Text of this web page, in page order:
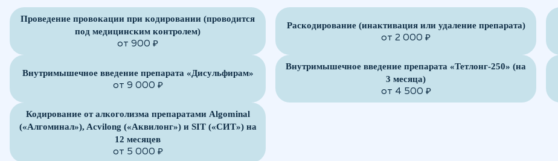
Проведение провокации при кодировании (проводится
под медицинским контролем)
от 900 ₽
Раскодирование (инактивация или удаление препарата)
от 2 000 ₽
Внутримышечное введение препарата «Дисульфирам»
от 9 000 ₽
Внутримышечное введение препарата «Тетлонг-250» (на
3 месяца)
от 4 500 ₽
Кодирование от алкоголизма препаратами Algominal
(«Алгоминал»), Acvilong («Аквилонг») и SIT («СИТ») на
12 месяцев
от 5 000 ₽